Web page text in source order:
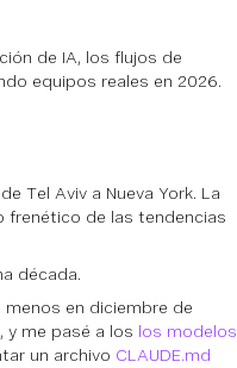
de IA, los flujos de
equipos reales en 2026.
Tel Aviv a Nueva York. La
frenético de las tendencias
década.
en diciembre de
y me pasé a los los modelos
un archivo CLAUDE.md